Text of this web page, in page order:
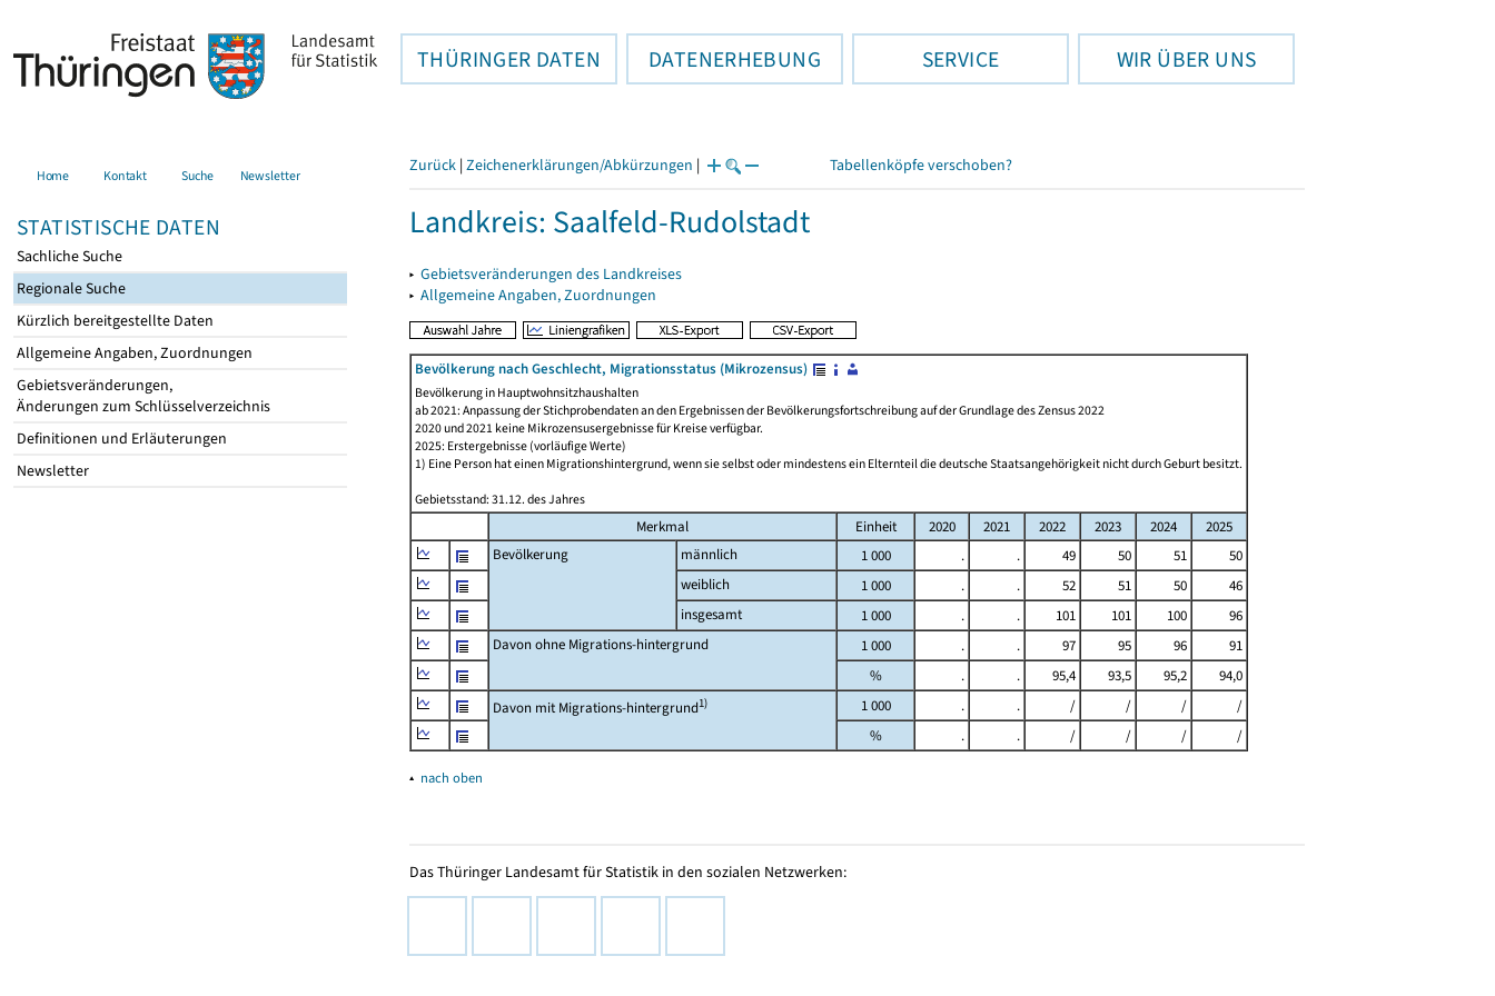
THÜRINGER DATEN DATENERHEBUNG SERVICE WIR ÜBER UNS
Home Kontakt Suche Newsletter
STATISTISCHE DATEN
Sachliche Suche
Regionale Suche
Kürzlich bereitgestellte Daten
Allgemeine Angaben, Zuordnungen
Gebietsveränderungen,
Änderungen zum Schlüsselverzeichnis
Definitionen und Erläuterungen
Newsletter
Zurück | Zeichenerklärungen/Abkürzungen | Tabellenköpfe verschoben?
Landkreis: Saalfeld-Rudolstadt
▸ Gebietsveränderungen des Landkreises
▸ Allgemeine Angaben, Zuordnungen
Bevölkerung nach Geschlecht, Migrationsstatus (Mikrozensus)
Bevölkerung in Hauptwohnsitzhaushalten
ab 2021: Anpassung der Stichprobendaten an den Ergebnissen der Bevölkerungsfortschreibung auf der Grundlage des Zensus 2022
2020 und 2021 keine Mikrozensusergebnisse für Kreise verfügbar.
2025: Erstergebnisse (vorläufige Werte)
1) Eine Person hat einen Migrationshintergrund, wenn sie selbst oder mindestens ein Elternteil die deutsche Staatsangehörigkeit nicht durch Geburt besitzt.
Gebietsstand: 31.12. des Jahres
Merkmal Einheit 2020 2021 2022 2023 2024
2025
Bevölkerung
männlich 1 000 . . 49 50 51
50
weiblich
1 000 . . 52 51 50
46
insgesamt
1 000 . . 101 101 100
96
Davon ohne Migrations-hintergrund
1 000 . . 97 95 96
91
%
. . 95,4 93,5 95,2
94,0
Davon mit Migrations-hintergrund1) 1 000 . . / / /
/
%
. . / / / /
▴ nach oben
Das Thüringer Landesamt für Statistik in den sozialen Netzwerken: